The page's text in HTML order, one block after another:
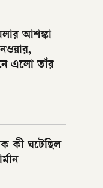
আশঙ্কা
এলো তাঁর
কী ঘটেছিল